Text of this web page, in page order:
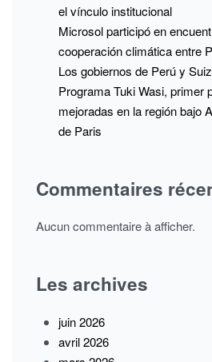
el vínculo institucional
Microsol participó en
cooperación climática entre
Los gobiernos de Perú y
Programa Tuki Wasi, primer
mejoradas en la región bajo
de Paris
Commentaires
Aucun commentaire à afficher.
Les archives
juin 2026
avril 2026